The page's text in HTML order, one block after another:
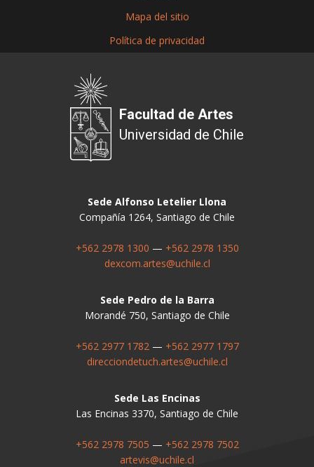
Mapa del sitio
Política de privacidad
Facultad de Artes
Universidad de Chile
Sede Alfonso Letelier Llona
Compañía 1264, Santiago de Chile
+562 2978 1300 — +562 2978 1350
dexcom.artes@uchile.cl
Sede Pedro de la Barra
Morandé 750, Santiago de Chile
+562 2977 1782— +562 2977 1797
direcciondetuch.artes@uchile.cl
Sede Las Encinas
Las Encinas 3370, Santiago de Chile
+562 2978 7505 — +562 2978 7502
artevis@uchile.cl